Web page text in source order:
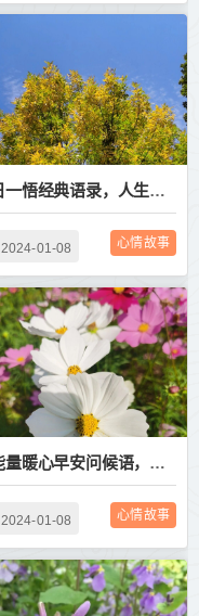
每日一悟经典语录，人生感悟正能量句子
2024-01-08 心情故事
正能量暖心早安问候语，清晨励志文案短句
2024-01-08 心情故事